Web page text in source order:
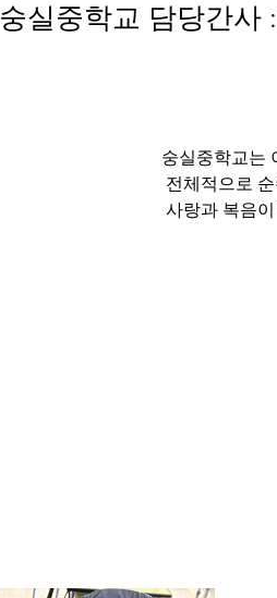
숭실중학교 담당간사
숭실중학교는
전체적으로
사랑과 복음